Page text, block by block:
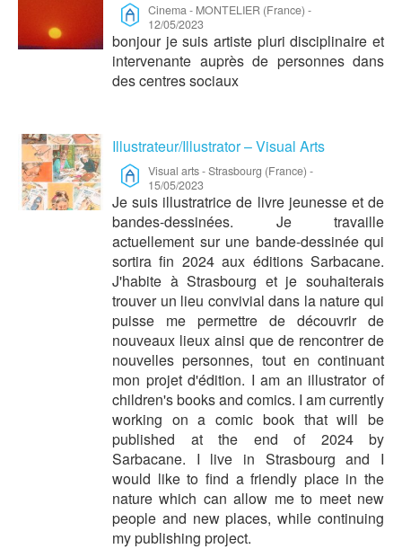
Cinema- MONTELIER (France) -
12/05/2023
bonjour je suis artiste pluri disciplinaire et
intervenante auprès de personnes dans
des centres sociaux
Illustrateur/Illustrator – Visual Arts
Visual arts-Strasbourg (France) -
15/05/2023
Je suis illustratrice de livre jeunesse et de
bandes-dessinées. Je travaille
actuellement sur une bande-dessinée qui
sortira fin 2024 aux éditions Sarbacane.
J'habite à Strasbourg et je souhaiterais
trouver un lieu convivial dans la nature qui
puisse me permettre de découvrir de
nouveaux lieux ainsi que de rencontrer de
nouvelles personnes, tout en continuant
mon projet d'édition. I am an illustrator of
children's books and comics. I am currently
working on a comic book that will be
published at the end of 2024 by
Sarbacane. I live in Strasbourg and I
would like to find a friendly place in the
nature which can allow me to meet new
people and new places, while continuing
my publishing project.